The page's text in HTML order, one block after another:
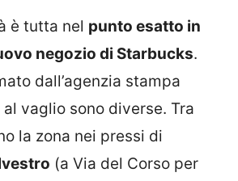
è tutta nel punto esatto in
negozio di Starbucks.
dall’agenzia stampa
vaglio sono diverse. Tra
la zona nei pressi di
(a Via del Corso per